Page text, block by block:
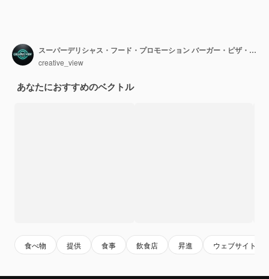
スーパーデリシャス・フード・プロモーション バーガー・ピザ・ドリンク・オファー
creative_view
あなたにおすすめのベクトル
食べ物 提供 食事 飲食店 昇進 ウェブサイト